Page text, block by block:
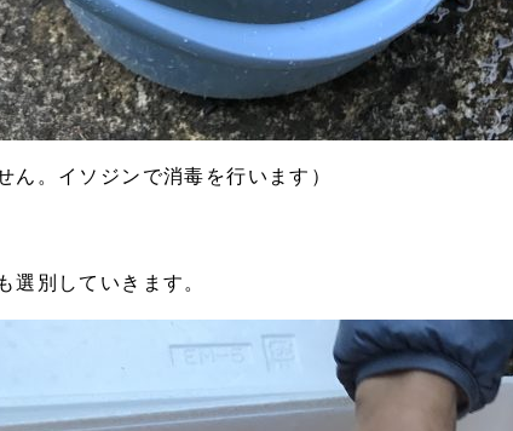
ん。イソジンで消毒を行います）
選別していきます。